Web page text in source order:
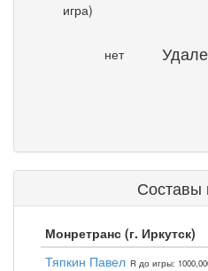
игра)
нет
Составы
Монретранс (г. Иркутск)
Тяпкин Павел R до игры: